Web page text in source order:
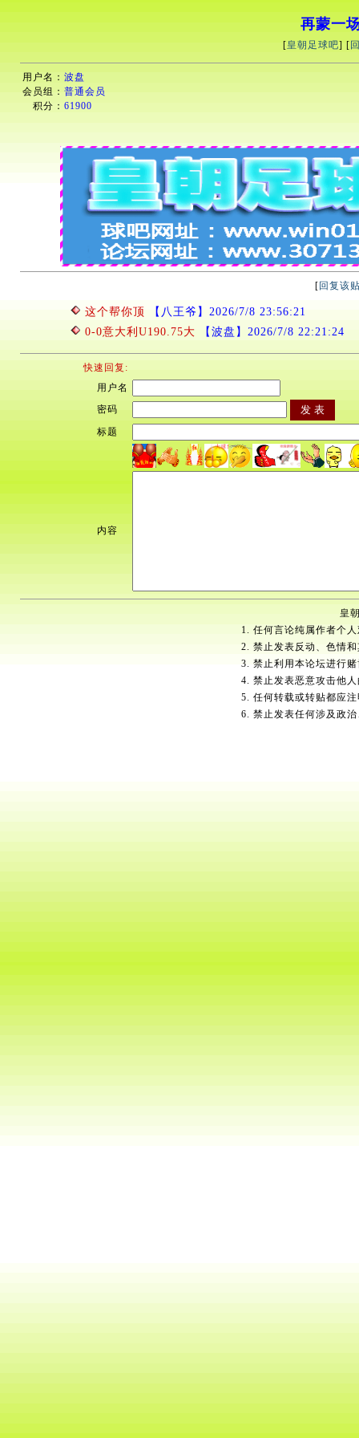
再蒙一
[皇朝足球吧] [
用户名： 波盘
会员组： 普通会员
积分： 61900
[ 回复该
这个帮你顶
【八王爷】2026/7/8 23:56:21
0-0意大利U190.75大
【波盘】2026/7/8 22:21:24
快速回复:
用户名
密码
标题
内容
皇
1. 任何言论纯属作者个
2. 禁止发表反动、色情
3. 禁止利用本论坛进行
4. 禁止发表恶意攻击他
5. 任何转载或转贴都应
6. 禁止发表任何涉及政